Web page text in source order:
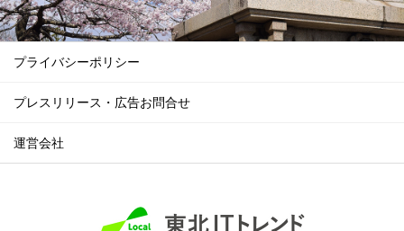
プライバシーポリシー
プレスリリース・広告お問合せ
運営会社